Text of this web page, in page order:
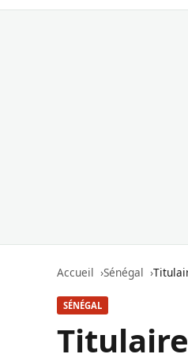
Accueil Sénégal
SÉNÉGAL